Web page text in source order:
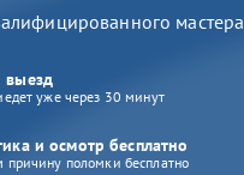
мастера
уже через 30 минут
и осмотр бесплатно
причину поломки бесплатно